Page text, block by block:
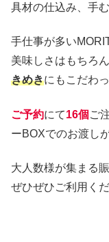
具材の仕込み、手
手仕事が多い
美味しさはもちろん
きめきにもこだわ
ご予約にて16個 ご
ーBOXでのお渡し
大人数様が集まる
ぜひぜひご利用くだ